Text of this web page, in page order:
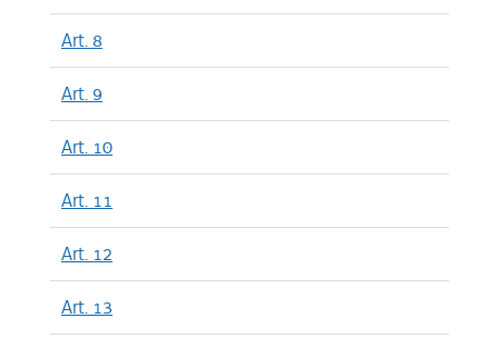
Art. 8
Art. 9
Art. 10
Art. 11
Art. 12
Art. 13